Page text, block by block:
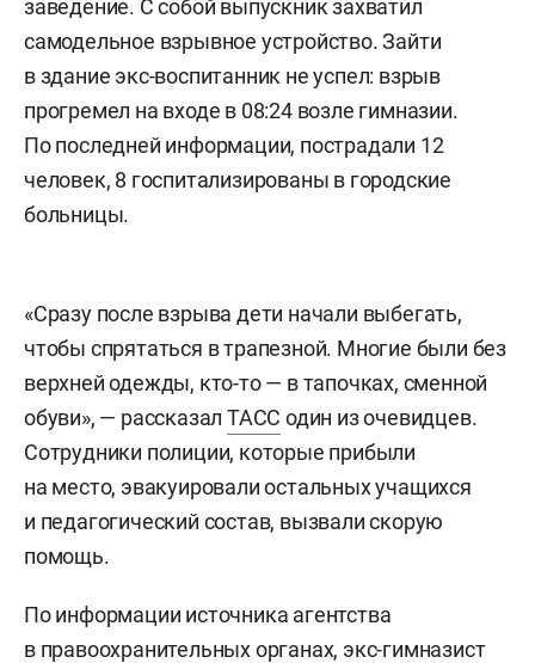
заведение. С собой выпускник захватил
самодельное взрывное устройство. Зайти
в здание экс-воспитанник не успел: взрыв
прогремел на входе в 08:24 возле гимназии.
По последней информации, пострадали 12
человек, 8 госпитализированы в городские
больницы.
«Сразу после взрыва дети начали выбегать,
чтобы спрятаться в трапезной. Многие были без
верхней одежды, кто-то — в тапочках, сменной
обуви», — рассказалТАСС один из очевидцев.
Сотрудники полиции, которые прибыли
на место, эвакуировали остальных учащихся
и педагогический состав, вызвали скорую
помощь.
По информации источника агентства
в правоохранительных органах, экс-гимназист